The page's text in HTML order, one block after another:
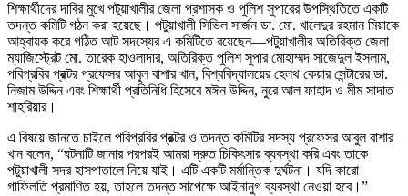
শিক্ষার্থীদের দাবির মুখে পটুয়াখালীর জেলা প্রশাসক ও পুলিশ সুপারের উপস্থিতিতে একটি
তদন্ত কমিটি গঠন করা হয়েছে। পটুয়াখালী সিভিল সার্জন ডা. মো. খালেদুর রহমান মিয়াকে
আহ্বায়ক করে গঠিত আট সদস্যের এ কমিটিতে রয়েছেন—পটুয়াখালীর অতিরিক্ত জেলা
ম্যাজিস্ট্রেট মো. তারেক হাওলাদার, অতিরিক্ত পুলিশ সুপার মোহাম্মদ সাজেদুল ইসলাম,
পবিপ্রবির প্রক্টর প্রফেসর আবুল বাশার খান, বিশ্ববিদ্যালয়ের হেলথ কেয়ার সেন্টারের ডা.
নিজাম উদ্দিন এবং শিক্ষার্থী প্রতিনিধি হিসেবে মঈন উদ্দিন, নুরে আল ফাহাদ ও মীম সাদাত
শাহরিয়ার।
এ বিষয়ে জানতে চাইলে পবিপ্রবির প্রক্টর ও তদন্ত কমিটির সদস্য প্রফেসর আবুল বাশার
খান বলেন, “ঘটনাটি জানার পরপরই আমরা দ্রুত চিকিৎসার ব্যবস্থা করি এবং তাকে
পটুয়াখালী সদর হাসপাতালে নিয়ে যাই। এটি একটি মর্মান্তিক দুর্ঘটনা। যদি কারো
গাফিলতি প্রমাণিত হয়, তাহলে তদন্ত সাপেক্ষে আইনানুগ ব্যবস্থা নেওয়া হবে।”